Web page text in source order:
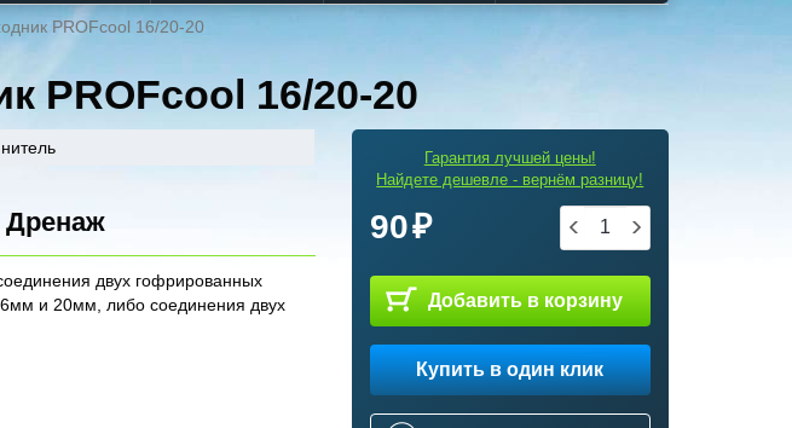
PROFcool 16/20-20
PROFcool 16/20-20
Гарантия лучшей цены!
Найдете дешевле - вернём разницу!
90
Добавить в корзину
Купить в один клик
Дренаж
двух гофрированных
и 20мм, либо соединения двух